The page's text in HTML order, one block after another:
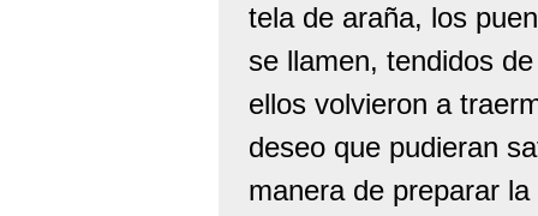
tela de araña, los
se llamen, tendidos
ellos volvieron a
deseo que pudieran
manera de preparar